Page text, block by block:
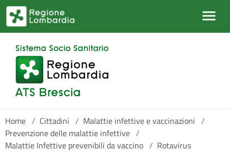
Salta al contenuto principale
Home / Cittadini / Malattie infettive e vaccinazioni /
Prevenzione delle malattie infettive /
Malattie Infettive prevenibili da vaccino / Rotavirus